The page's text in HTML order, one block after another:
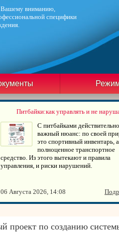
Вашему вниманию,
специфики
Питбайки:как управлять и не
С питбайками
важный нюанс: по своей
это спортивный инвентарь,
полноценное транспортное
средство. Из этого вытекают и правила
управления, и риски нарушений.
06 Августа 2026, 14:08
проект по созданию